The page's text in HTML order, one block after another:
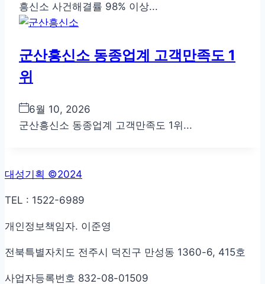
흥신소 사건해결률 98% 이상...
군산흥신소 동종업계 고객만족도 1
위
6월 10, 2026
군산흥신소 동종업계 고객만족도 1위...
대성기획 ©2024
TEL : 1522-6989
개인정보책임자. 이준영
전북특별자치도 전주시 덕진구 만성동 1360-6, 415호
사업자등록번호 832-08-01509